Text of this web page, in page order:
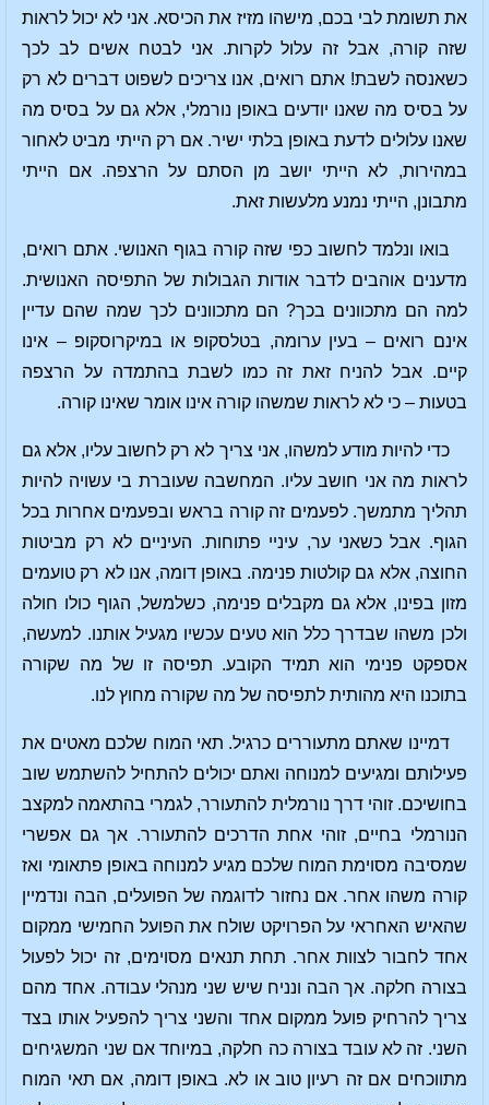
את תשומת לבי בכם, מישהו מזיז את הכיסא. אני לא יכול לראות
שזה קורה, אבל זה עלול לקרות. אני לבטח אשים לב לכך
כשאנסה לשבת! אתם רואים, אנו צריכים לשפוט דברים לא רק
על בסיס מה שאנו יודעים באופן נורמלי, אלא גם על בסיס מה
שאנו עלולים לדעת באופן בלתי ישיר. אם רק הייתי מביט לאחור
במהירות, לא הייתי יושב מן הסתם על הרצפה. אם הייתי
מתבונן, הייתי נמנע מלעשות זאת.
בואו ונלמד לחשוב כפי שזה קורה בגוף האנושי. אתם רואים,
מדענים אוהבים לדבר אודות הגבולות של התפיסה האנושית.
למה הם מתכוונים בכך? הם מתכוונים לכך שמה שהם עדיין
אינם רואים – בעין ערומה, בטלסקופ או במיקרוסקופ – אינו
קיים. אבל להניח זאת זה כמו לשבת בהתמדה על הרצפה
בטעות – כי לא לראות שמשהו קורה אינו אומר שאינו קורה.
כדי להיות מודע למשהו, אני צריך לא רק לחשוב עליו, אלא גם
לראות מה אני חושב עליו. המחשבה שעוברת בי עשויה להיות
תהליך מתמשך. לפעמים זה קורה בראש ובפעמים אחרות בכל
הגוף. אבל כשאני ער, עיניי פתוחות. העיניים לא רק מביטות
החוצה, אלא גם קולטות פנימה. באופן דומה, אנו לא רק טועמים
מזון בפינו, אלא גם מקבלים פנימה, כשלמשל, הגוף כולו חולה
ולכן משהו שבדרך כלל הוא טעים עכשיו מגעיל אותנו. למעשה,
אספקט פנימי הוא תמיד הקובע. תפיסה זו של מה שקורה
בתוכנו היא מהותית לתפיסה של מה שקורה מחוץ לנו.
דמיינו שאתם מתעוררים כרגיל. תאי המוח שלכם מאטים את
פעילותם ומגיעים למנוחה ואתם יכולים להתחיל להשתמש שוב
בחושיכם. זוהי דרך נורמלית להתעורר, לגמרי בהתאמה למקצב
הנורמלי בחיים, זוהי אחת הדרכים להתעורר. אך גם אפשרי
שמסיבה מסוימת המוח שלכם מגיע למנוחה באופן פתאומי ואז
קורה משהו אחר. אם נחזור לדוגמה של הפועלים, הבה ונדמיין
שהאיש האחראי על הפרויקט שולח את הפועל החמישי ממקום
אחד לחבור לצוות אחר. תחת תנאים מסוימים, זה יכול לפעול
בצורה חלקה. אך הבה ונניח שיש שני מנהלי עבודה. אחד מהם
צריך להרחיק פועל ממקום אחד והשני צריך להפעיל אותו בצד
השני. זה לא עובד בצורה כה חלקה, במיוחד אם שני המשגיחים
מתווכחים אם זה רעיון טוב או לא. באופן דומה, אם תאי המוח